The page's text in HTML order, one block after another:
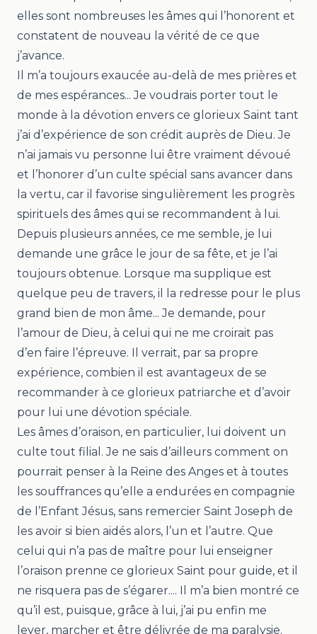
elles sont nombreuses les âmes qui l’honorent et
constatent de nouveau la vérité de ce que
j’avance.
Il m’a toujours exaucée au-delà de mes prières et
de mes espérances... Je voudrais porter tout le
monde à la dévotion envers ce glorieux Saint tant
j’ai d’expérience de son crédit auprès de Dieu. Je
n’ai jamais vu personne lui être vraiment dévoué
et l’honorer d’un culte spécial sans avancer dans
la vertu, car il favorise singulièrement les progrès
spirituels des âmes qui se recommandent à lui.
Depuis plusieurs années, ce me semble, je lui
demande une grâce le jour de sa fête, et je l’ai
toujours obtenue. Lorsque ma supplique est
quelque peu de travers, il la redresse pour le plus
grand bien de mon âme... Je demande, pour
l’amour de Dieu, à celui qui ne me croirait pas
d’en faire l’épreuve. Il verrait, par sa propre
expérience, combien il est avantageux de se
recommander à ce glorieux patriarche et d’avoir
pour lui une dévotion spéciale.
Les âmes d’oraison, en particulier, lui doivent un
culte tout filial. Je ne sais d’ailleurs comment on
pourrait penser à la Reine des Anges et à toutes
les souffrances qu’elle a endurées en compagnie
de l’Enfant Jésus, sans remercier Saint Joseph de
les avoir si bien aidés alors, l’un et l’autre. Que
celui qui n’a pas de maître pour lui enseigner
l’oraison prenne ce glorieux Saint pour guide, et il
ne risquera pas de s’égarer.... Il m’a bien montré ce
qu’il est, puisque, grâce à lui, j’ai pu enfin me
lever, marcher et être délivrée de ma paralysie.